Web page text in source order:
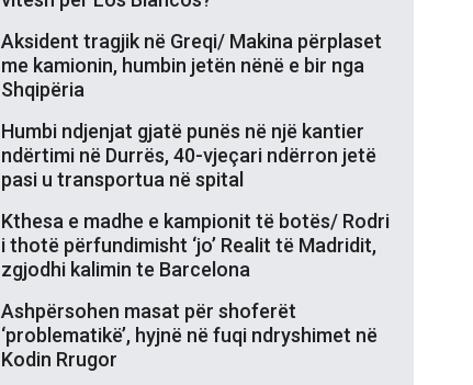
Aksident tragjik në Greqi/ Makina përplaset
me kamionin, humbin jetën nënë e bir nga
Shqipëria
Humbi ndjenjat gjatë punës në një kantier
ndërtimi në Durrës, 40-vjeçari ndërron jetë
pasi u transportua në spital
Kthesa e madhe e kampionit të botës/ Rodri
i thotë përfundimisht ‘jo’ Realit të Madridit,
zgjodhi kalimin te Barcelona
Ashpërsohen masat për shoferët
‘problematikë’, hyjnë në fuqi ndryshimet në
Kodin Rrugor